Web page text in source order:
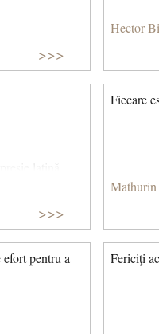
>>>
Hector
49 î.Hr.,
intrat în Italia
lungul
Expresia
au trecut
>>>
Fiecare
efort pentru a
Fericiţi